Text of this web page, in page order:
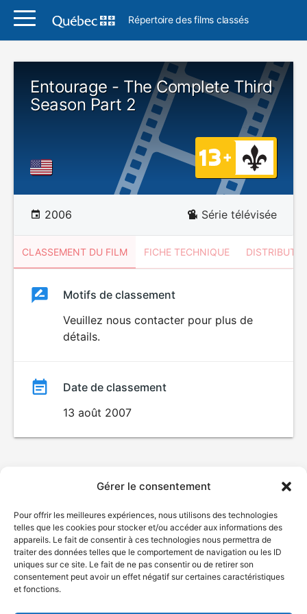
Gérer le consentement
Pour offrir les meilleures expériences, nous utilisons des technologies
telles que les cookies pour stocker et/ou accéder aux informations des
appareils. Le fait de consentir à ces technologies nous permettra de
traiter des données telles que le comportement de navigation ou les ID
uniques sur ce site. Le fait de ne pas consentir ou de retirer son
consentement peut avoir un effet négatif sur certaines caractéristiques
et fonctions.
Répertoire des films classés
Entourage - The Complete Third
Season Part 2
2006 Série télévisée
CLASSEMENT DU FILM FICHE TECHNIQUE
ClassementClassement
Motifs de classement
Veuillez nous contacter pour plus de
détails.
Date de classement
13 août 2007